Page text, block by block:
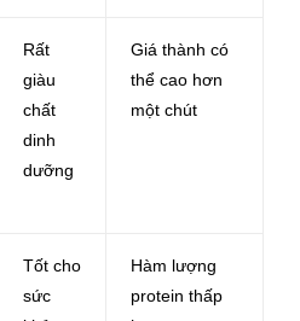
Rất
giàu
chất
dinh
dưỡng
Giá thành có
thể cao hơn
một chút
Tốt cho
sức
Hàm lượng
protein thấp